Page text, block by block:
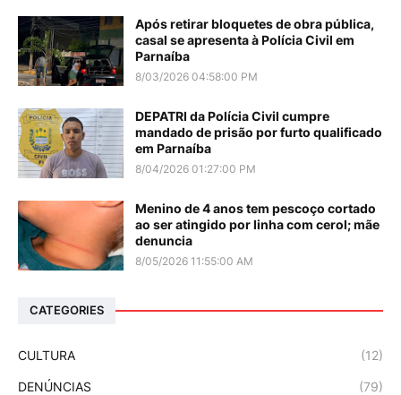
Após retirar bloquetes de obra pública,
casal se apresenta à Polícia Civil em
Parnaíba
8/03/2026 04:58:00 PM
DEPATRI da Polícia Civil cumpre
mandado de prisão por furto qualificado
em Parnaíba
8/04/2026 01:27:00 PM
Menino de 4 anos tem pescoço cortado
ao ser atingido por linha com cerol; mãe
denuncia
8/05/2026 11:55:00 AM
CATEGORIES
CULTURA (12)
DENÚNCIAS (79)